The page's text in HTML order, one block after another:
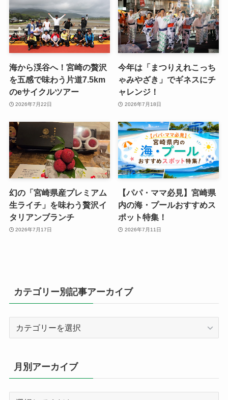
海から渓谷へ！宮崎の贅沢
を五感で味わう片道7.5km
のeサイクルツアー
2026年7月22日
今年は「まつりえれこっち
ゃみやざき」でギネスにチ
ャレンジ！
2026年7月18日
幻の「宮崎県産プレミアム
生ライチ」を味わう贅沢イ
タリアンブランチ
2026年7月17日
【パパ・ママ必見】宮崎県
内の海・プールおすすめス
ポット特集！
2026年7月11日
カテゴリー別記事アーカイブ
リ
ー
月別アーカイブ